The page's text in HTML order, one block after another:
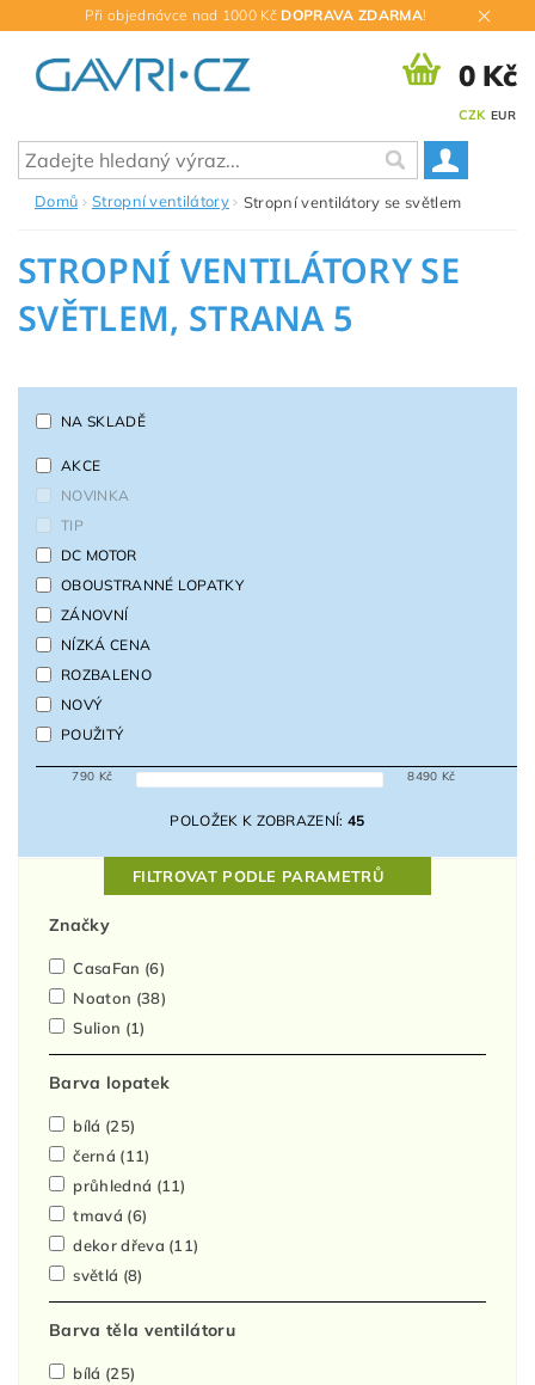
Při objednávce nad 1000 Kč DOPRAVA ZDARMA!
CZK EUR
0 Kč
Domů Stropní ventilátory Stropní ventilátory se světlem
STROPNÍ VENTILÁTORY SE
SVĚTLEM, STRANA 5
NA SKLADĚ
AKCE
NOVINKA
TIP
DC MOTOR
OBOUSTRANNÉ LOPATKY
ZÁNOVNÍ
NÍZKÁ CENA
ROZBALENO
NOVÝ
POUŽITÝ
790 Kč 8490 Kč
POLOŽEK K ZOBRAZENÍ:45
FILTROVAT PODLE PARAMETRŮ
Značky
CasaFan (6)
Noaton (38)
Sulion (1)
Barva lopatek
bílá (25)
černá (11)
průhledná (11)
tmavá (6)
dekor dřeva (11)
světlá (8)
Barva těla ventilátoru
bílá (25)